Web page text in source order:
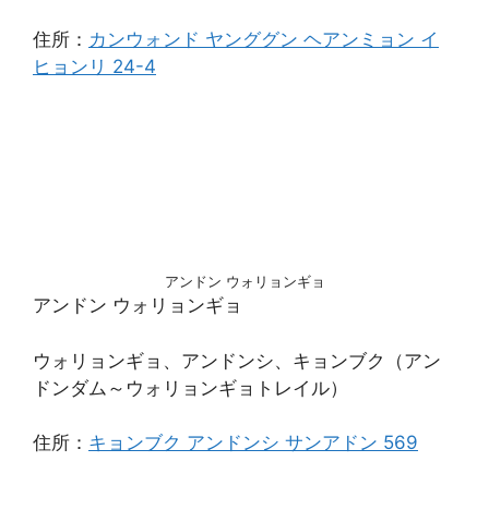
住所： カンウォンド ヤンググン ヘアンミョン イ
ヒョンリ 24-4
アンドン ウォリョンギョ
アンドン ウォリョンギョ
ウォリョンギョ、アンドンシ、キョンブク（アン
ドンダム～ウォリョンギョトレイル）
住所： キョンブク アンドンシ サンアドン 569